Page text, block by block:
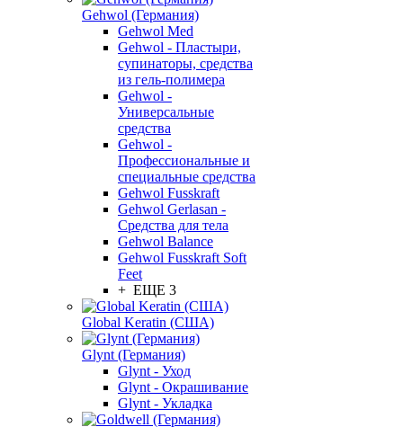
Gehwol (Германия)
Gehwol Med
Gehwol - Пластыри,
супинаторы, средства
из гель-полимера
Gehwol -
Универсальные
средства
Gehwol -
Профессиональные и
специальные средства
Gehwol Fusskraft
Gehwol Gerlasan -
Средства для тела
Gehwol Balance
Gehwol Fusskraft Soft
Feet
+ ЕЩЕ 3
Global Keratin (США)
Glynt (Германия)
Glynt - Уход
Glynt - Окрашивание
Glynt - Укладка